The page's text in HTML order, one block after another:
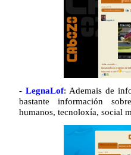
- LegnaLof: Ademais de
bastante información
humanos, tecnoloxía, social